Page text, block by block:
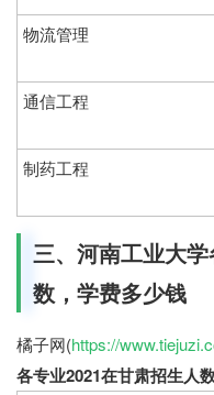
物流管理
通信工程
制药工程
三、河南工业大
数，学费多少钱
橘子网(https://
各专业2021在甘肃招生人